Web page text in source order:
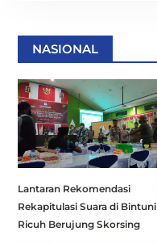
NASIONAL
Lantaran Rekomendasi
Rekapitulasi Suara di Bintuni
Ricuh Berujung Skorsing